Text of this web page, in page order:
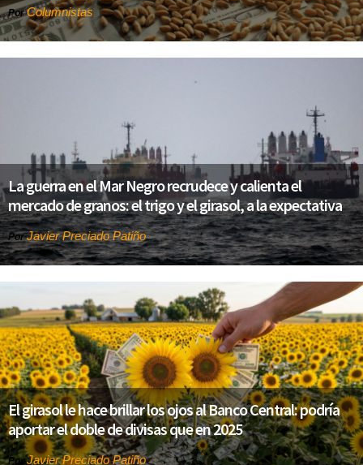
PorColumnistas
La guerra en el Mar Negro recrudece y calienta el
mercado de granos: el trigo y el girasol, a la expectativa
PorJavier Preciado Patiño
El girasol le hace brillar los ojos al Banco Central: podría
aportar el doble de divisas que en 2025
PorJavier Preciado Patiño